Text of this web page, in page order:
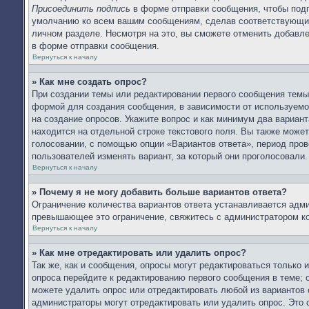
Присоединить подпись в форме отправки сообщения, чтобы
умолчанию ко всем вашим сообщениям, сделав
личном разделе. Несмотря на это, вы сможете отменить
в форме отправки сообщения.
Вернуться к началу
» Как мне создать опрос?
При создании темы или редактировании первого сообщения
формой для создания сообщения, в зависимости от
на создание опросов. Укажите вопрос и как минимум два
находится на отдельной строке текстового поля. Вы также
голосовании, с помощью опции «Вариантов ответа», период
пользователей изменять вариант, за который они проголосовали.
Вернуться к началу
» Почему я не могу добавить больше вариантов ответа?
Ограничение количества вариантов ответа устанавливается
превышающее это ограничение, свяжитесь с администратором
Вернуться к началу
» Как мне отредактировать или удалить опрос?
Так же, как и сообщения, опросы могут редактироваться
опроса перейдите к редактированию первого сообщения в
можете удалить опрос или отредактировать любой из
администраторы могут отредактировать или удалить опрос.